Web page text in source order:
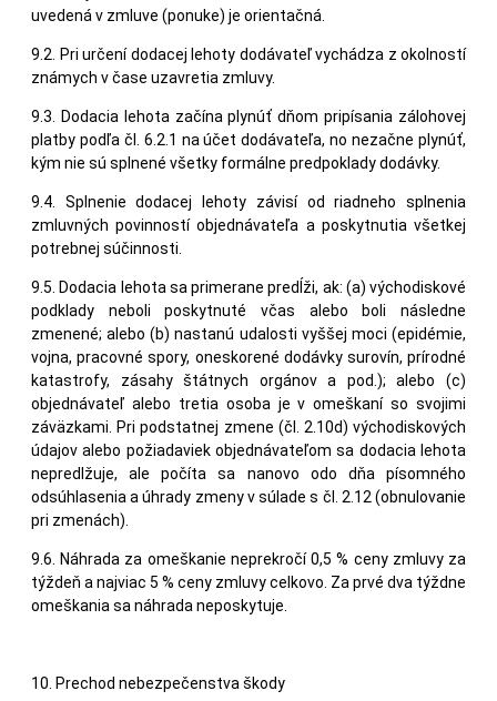
uvedená v zmluve (ponuke) je orientačná.
9.2. Pri určení dodacej lehoty dodávateľ vychádza z okolností
známych v čase uzavretia zmluvy.
9.3. Dodacia lehota začína plynúť dňom pripísania zálohovej
platby podľa čl. 6.2.1 na účet dodávateľa, no nezačne plynúť,
kým nie sú splnené všetky formálne predpoklady dodávky.
9.4. Splnenie dodacej lehoty závisí od riadneho splnenia
zmluvných povinností objednávateľa a poskytnutia všetkej
potrebnej súčinnosti.
9.5. Dodacia lehota sa primerane predĺži, ak: (a) východiskové
podklady neboli poskytnuté včas alebo boli následne
zmenené; alebo (b) nastanú udalosti vyššej moci (epidémie,
vojna, pracovné spory, oneskorené dodávky surovín, prírodné
katastrofy, zásahy štátnych orgánov a pod.); alebo (c)
objednávateľ alebo tretia osoba je v omeškaní so svojimi
záväzkami. Pri podstatnej zmene (čl. 2.10d) východiskových
údajov alebo požiadaviek objednávateľom sa dodacia lehota
nepredlžuje, ale počíta sa nanovo odo dňa písomného
odsúhlasenia a úhrady zmeny v súlade s čl. 2.12 (obnulovanie
pri zmenách).
9.6. Náhrada za omeškanie neprekročí 0,5 % ceny zmluvy za
týždeň a najviac 5 % ceny zmluvy celkovo. Za prvé dva týždne
omeškania sa náhrada neposkytuje.
10. Prechod nebezpečenstva škody